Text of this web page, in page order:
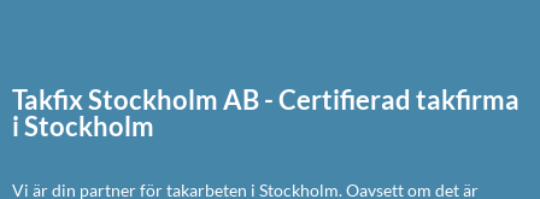
Takfix Stockholm AB - Certifierad takfirma
i Stockholm
Vi är din partner för takarbeten i Stockholm. Oavsett om det är